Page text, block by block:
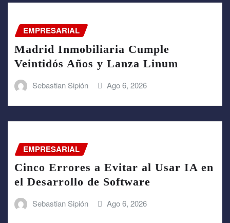
EMPRESARIAL
Madrid Inmobiliaria Cumple
Veintidós Años y Lanza Linum
Sebastian Sipión Ago 6, 2026
EMPRESARIAL
Cinco Errores a Evitar al Usar IA en
el Desarrollo de Software
Sebastian Sipión Ago 6, 2026